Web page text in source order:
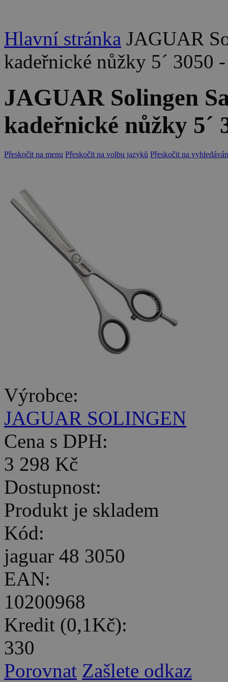
Hlavní stránka JAGUAR
kadeřnické nůžky 5´ 3050
JAGUAR Solingen
kadeřnické nůžky 5´
Přeskočit na menu Přeskočit na volbu jazyků Přeskočit na
Výrobce:
JAGUAR SOLINGEN
Cena s DPH:
3 298 Kč
Dostupnost:
Produkt je skladem
Kód:
jaguar 48 3050
EAN:
10200968
Kredit (0,1Kč):
330
Porovnat Zašlete odkaz